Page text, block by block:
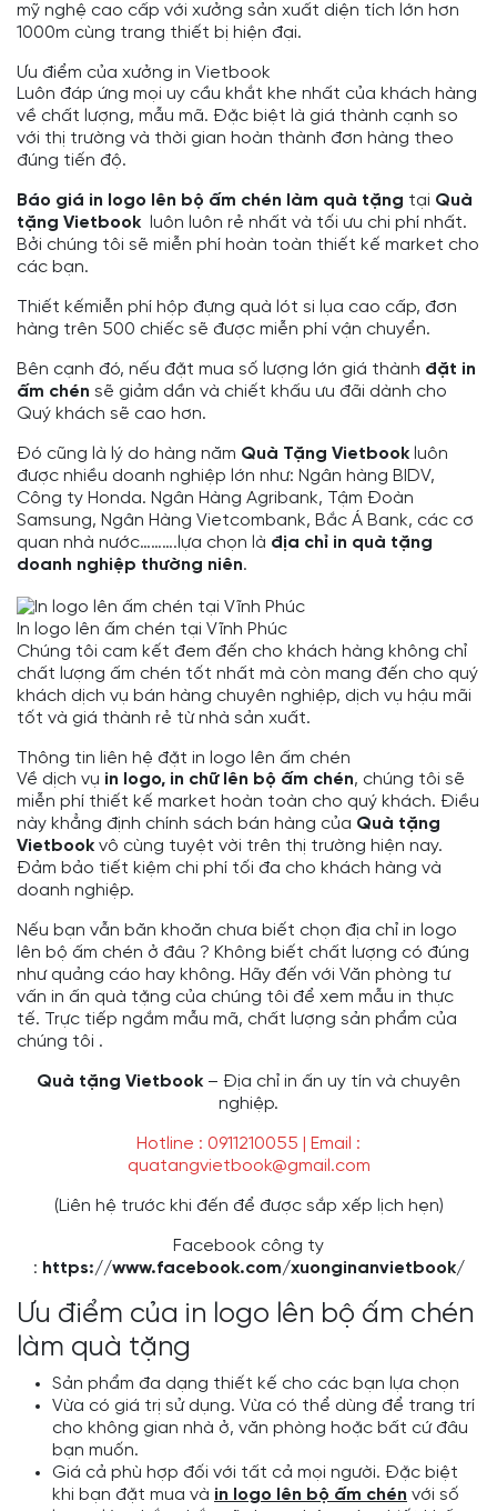
mỹ nghệ cao cấp với xưởng sản xuất diện tích lớn hơn
1000m cùng trang thiết bị hiện đại.
Ưu điểm của xưởng in Vietbook
Luôn đáp ứng mọi uy cầu khắt khe nhất của khách hàng
về chất lượng, mẫu mã. Đặc biệt là giá thành cạnh so
với thị trường và thời gian hoàn thành đơn hàng theo
đúng tiến độ.
Báo giá in logo lên bộ ấm chén làm quà tặng tại Quà
tặng Vietbook luôn luôn rẻ nhất và tối ưu chi phí nhất.
Bởi chúng tôi sẽ miễn phí hoàn toàn thiết kế market cho
các bạn.
Thiết kếmiễn phí hộp đựng quà lót si lụa cao cấp, đơn
hàng trên 500 chiếc sẽ được miễn phí vận chuyển.
Bên cạnh đó, nếu đặt mua số lượng lớn giá thành đặt in
ấm chén sẽ giảm dần và chiết khấu ưu đãi dành cho
Quý khách sẽ cao hơn.
Đó cũng là lý do hàng năm Quà Tặng Vietbook luôn
được nhiều doanh nghiệp lớn như: Ngân hàng BIDV,
Công ty Honda. Ngân Hàng Agribank, Tậm Đoàn
Samsung, Ngân Hàng Vietcombank, Bắc Á Bank, các cơ
quan nhà nước……….lựa chọn là địa chỉ in quà tặng
doanh nghiệp thường niên.
In logo lên ấm chén tại Vĩnh Phúc
Chúng tôi cam kết đem đến cho khách hàng không chỉ
chất lượng ấm chén tốt nhất mà còn mang đến cho quý
khách dịch vụ bán hàng chuyên nghiệp, dịch vụ hậu mãi
tốt và giá thành rẻ từ nhà sản xuất.
Thông tin liên hệ đặt in logo lên ấm chén
Về dịch vụ in logo, in chữ lên bộ ấm chén, chúng tôi sẽ
miễn phí thiết kế market hoàn toàn cho quý khách. Điều
này khẳng định chính sách bán hàng của Quà tặng
Vietbook vô cùng tuyệt vời trên thị trường hiện nay.
Đảm bảo tiết kiệm chi phí tối đa cho khách hàng và
doanh nghiệp.
Nếu bạn vẫn băn khoăn chưa biết chọn địa chỉ in logo
lên bộ ấm chén ở đâu ? Không biết chất lượng có đúng
như quảng cáo hay không. Hãy đến với Văn phòng tư
vấn in ấn quà tặng của chúng tôi để xem mẫu in thực
tế. Trực tiếp ngắm mẫu mã, chất lượng sản phẩm của
chúng tôi .
Quà tặng Vietbook – Địa chỉ in ấn uy tín và chuyên
nghiệp.
Hotline : 0911210055 | Email :
quatangvietbook@gmail.com
(Liên hệ trước khi đến để được sắp xếp lịch hẹn)
Facebook công ty
: https://www.facebook.com/xuonginanvietbook/
Ưu điểm của in logo lên bộ ấm chén
làm quà tặng
Sản phẩm đa dạng thiết kế cho các bạn lựa chọn
Vừa có giá trị sử dụng. Vừa có thể dùng để trang trí
cho không gian nhà ở, văn phòng hoặc bất cứ đâu
bạn muốn.
Giá cả phù hợp đối với tất cả mọi người. Đặc biệt
khi bạn đặt mua và in logo lên bộ ấm chén với số